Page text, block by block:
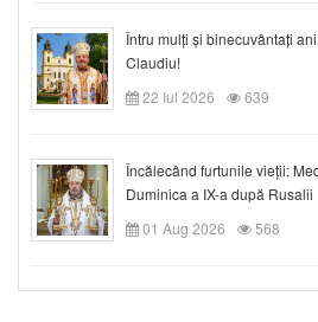
Întru mulți și binecuvântați
Claudiu!
22 Iul 2026
639
Încălecând furtunile vieții:
Duminica a IX-a după Rusalii
01 Aug 2026
568